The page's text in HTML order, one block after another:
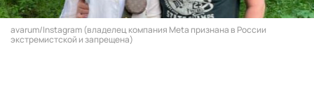
avarum/Instagram (владелец компания Meta признана в России
экстремистской и запрещена)